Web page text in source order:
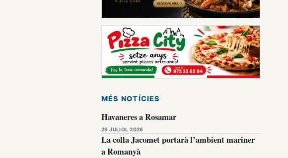
MÉS NOTÍCIES
Havaneres a Rosamar
29 JULIOL 2026
La colla Jacomet portarà l’ambient mariner
a Romanyà